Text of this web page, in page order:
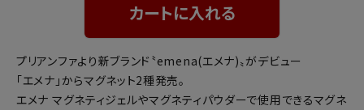
カートに入れる
プリアンファより新ブランド〝emena(エメナ)〟がデビュー
｢エメナ｣からマグネット2種発売。
エメナ マグネティジェルやマグネティパウダーで使用できるマグネ